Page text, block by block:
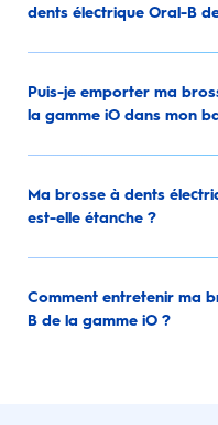
dents électrique Oral-B
Puis-je emporter ma
la gamme iO dans mon
Ma brosse à dents
est-elle étanche ?
Comment entretenir ma
B de la gamme iO ?